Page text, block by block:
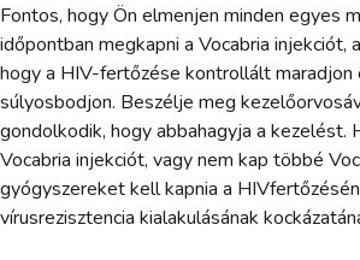
Fontos, hogy Ön elmenjen minden egyes
időpontban megkapni a Vocabria injekciót,
hogy a HIV-fertőzése kontrollált maradjon
súlyosbodjon. Beszélje meg
gondolkodik, hogy abbahagyja a kezelést.
Vocabria injekciót, vagy nem kap többé
gyógyszereket kell kapnia a
vírusrezisztencia kialakulásának